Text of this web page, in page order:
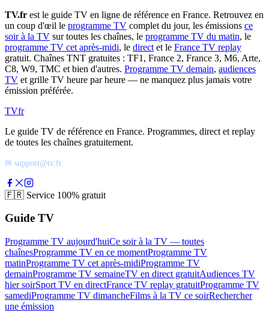
TV.fr est le guide TV en ligne de référence en France. Retrouvez en
un coup d'œil le programme TV complet du jour, les émissions ce
soir à la TV sur toutes les chaînes, le programme TV du matin, le
programme TV cet après-midi, le direct et le France TV replay
gratuit. Chaînes TNT gratuites : TF1, France 2, France 3, M6, Arte,
C8, W9, TMC et bien d'autres. Programme TV demain, audiences
TV et grille TV heure par heure — ne manquez plus jamais votre
émission préférée.
TVfr
Le guide TV de référence en France. Programmes, direct et replay
de toutes les chaînes gratuitement.
✉ support@tv.fr
🇫🇷 Service 100% gratuit
Guide TV
Programme TV aujourd'huiCe soir à la TV — toutes
chaînesProgramme TV en ce momentProgramme TV
matinProgramme TV cet après-midiProgramme TV
demainProgramme TV semaineTV en direct gratuitAudiences TV
hier soirSport TV en directFrance TV replay gratuitProgramme TV
samediProgramme TV dimancheFilms à la TV ce soirRechercher
une émission